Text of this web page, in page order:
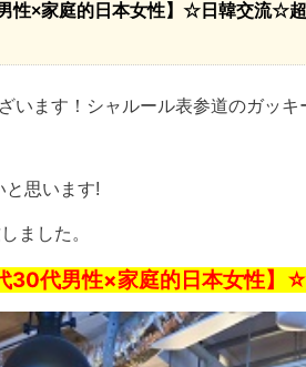
性×家庭的日本女性】☆日韓交流☆
います！シャルール表参道のガッ
と思います!
ました。
30代男性×家庭的日本女性】